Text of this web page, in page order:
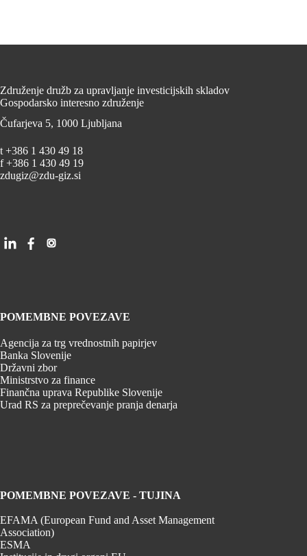
Združenje družb za upravljanje investicijskih skladov
Gospodarsko interesno združenje
Čufarjeva 5, 1000 Ljubljana
t +386 1 430 49 18
f +386 1 430 49 19
zdugiz@zdu-giz.si
POMEMBNE POVEZAVE
Agencija za trg vrednostnih papirjev
Banka Slovenije
Državni zbor
Ministrstvo za finance
Finančna uprava Republike Slovenije
Urad RS za preprečevanje pranja denarja
POMEMBNE POVEZAVE - TUJINA
EFAMA (European Fund and Asset Management
Association)
ESMA